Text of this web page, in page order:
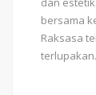
bersama
Raksasa
terlupakan.